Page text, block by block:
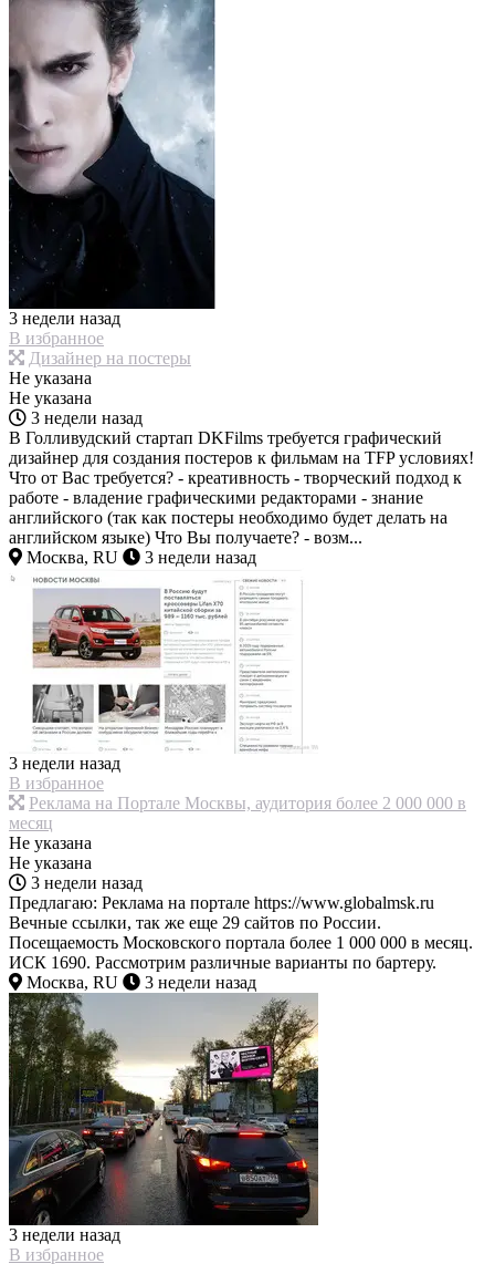
3 недели назад
В избранное
Дизайнер на постеры
Не указана
Не указана
3 недели назад
В Голливудский стартап DKFilms требуется графический
дизайнер для создания постеров к фильмам на TFP условиях!
Что от Вас требуется? - креативность - творческий подход к
работе - владение графическими редакторами - знание
английского (так как постеры необходимо будет делать на
английском языке) Что Вы получаете? - возм...
Москва, RU
3 недели назад
3 недели назад
В избранное
Реклама на Портале Москвы, аудитория более 2 000 000 в
месяц
Не указана
Не указана
3 недели назад
Предлагаю: Реклама на портале https://www.globalmsk.ru
Вечные ссылки, так же еще 29 сайтов по России.
Посещаемость Московского портала более 1 000 000 в месяц.
ИСК 1690. Рассмотрим различные варианты по бартеру.
Москва, RU
3 недели назад
3 недели назад
В избранное